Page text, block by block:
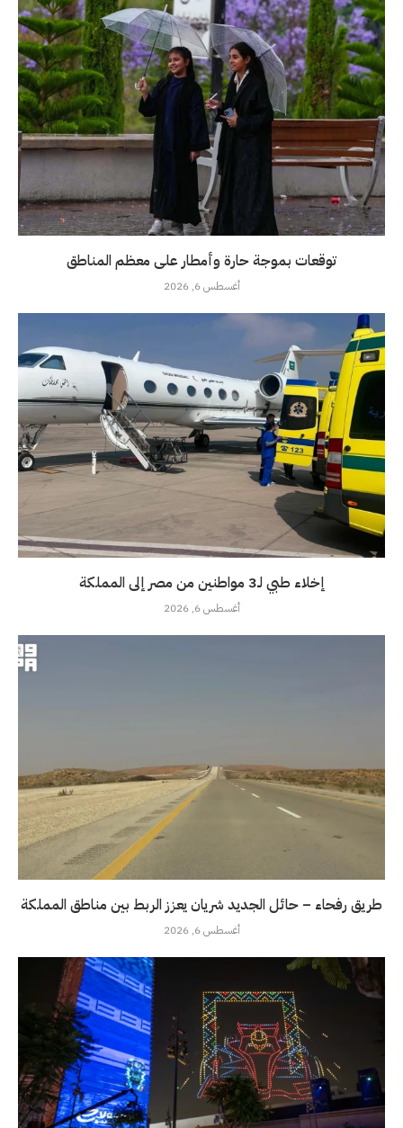
توقعات بموجة حارة وأمطار على معظم المناطق
أغسطس 6, 2026
إخلاء طبي لـ3 مواطنين من مصر إلى المملكة
أغسطس 6, 2026
طريق رفحاء – حائل الجديد شريان يعزز الربط بين مناطق المملكة
أغسطس 6, 2026